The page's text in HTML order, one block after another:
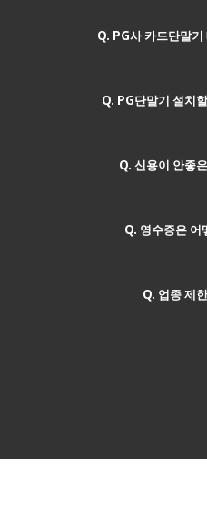
Q. PG사 카드단말
Q. PG단말기 설치
Q. 신용이 안좋
Q. 영수증은 어
Q. 업종 제